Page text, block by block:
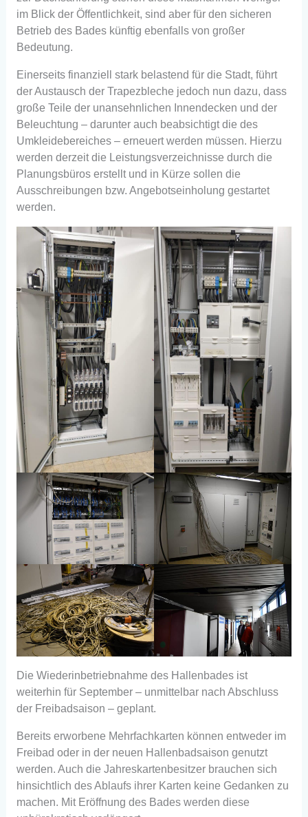
im Blick der Öffentlichkeit, sind aber für den sicheren
Betrieb des Bades künftig ebenfalls von großer
Bedeutung.
Einerseits finanziell stark belastend für die Stadt, führt
der Austausch der Trapezbleche jedoch nun dazu, dass
große Teile der unansehnlichen Innendecken und der
Beleuchtung – darunter auch beabsichtigt die des
Umkleidebereiches – erneuert werden müssen. Hierzu
werden derzeit die Leistungsverzeichnisse durch die
Planungsbüros erstellt und in Kürze sollen die
Ausschreibungen bzw. Angebotseinholung gestartet
werden.
Die Wiederinbetriebnahme des Hallenbades ist
weiterhin für September – unmittelbar nach Abschluss
der Freibadsaison – geplant.
Bereits erworbene Mehrfachkarten können entweder im
Freibad oder in der neuen Hallenbadsaison genutzt
werden. Auch die Jahreskartenbesitzer brauchen sich
hinsichtlich des Ablaufs ihrer Karten keine Gedanken zu
machen. Mit Eröffnung des Bades werden diese